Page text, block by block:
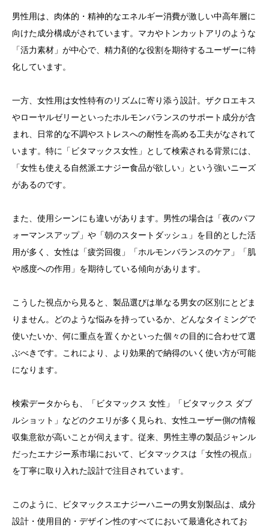
男性用は、肉体的・精神的なエネルギー消費が激しい中高年層に
向けた成分構成がされています。マカやトンカットアリのような
「活力素材」が中心で、精力剤的な役割を期待するユーザーに特
化しています。
一方、女性用は女性特有のリズムに寄り添う設計。ザクロエキス
やローヤルゼリーといったホルモンバランスのサポート成分が含
まれ、日常的な不調やストレスへの耐性を高める工夫がなされて
います。特に「ビタマックス女性」として検索される背景には、
「女性も使える自然派エナジー食品が欲しい」という強いニーズ
があるのです。
また、使用シーンにも違いがあります。男性の場合は「夜のパフ
ォーマンスアップ」や「朝のスタートダッシュ」を目的とした活
用が多く、女性は「疲労回復」「ホルモンバランスのケア」「肌
や感度への作用」を期待している傾向があります。
こうした視点から見ると、製品選びは単なる男女の区別にとどま
りません。どのような悩みを持っているか、どんなタイミングで
使いたいか、何に重点を置くかといった個々の目的に合わせて選
ぶべきです。これにより、より効果的で納得のいく使い方が可能
になります。
検索データからも、「ビタマックス 女性」「ビタマックス ダブ
ルショット」などのクエリが多く見られ、女性ユーザー側の情報
収集意欲が高いことが伺えます。従来、男性主導の製品ジャンル
だったエナジー系市場において、ビタマックスは「女性の視点」
を丁寧に取り入れた設計で注目されています。
このように、ビタマックスエナジーハニーの男女別製品は、成分
設計・使用目的・デザイン性のすべてにおいて最適化されてお